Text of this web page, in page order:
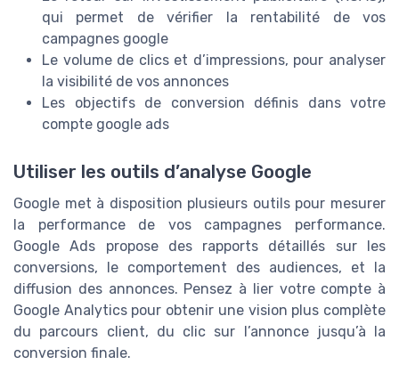
qui permet de vérifier la rentabilité de vos
campagnes google
Le volume de clics et d’impressions, pour analyser
la visibilité de vos annonces
Les objectifs de conversion définis dans votre
compte google ads
Utiliser les outils d’analyse Google
Google met à disposition plusieurs outils pour mesurer
la performance de vos campagnes performance.
Google Ads propose des rapports détaillés sur les
conversions, le comportement des audiences, et la
diffusion des annonces. Pensez à lier votre compte à
Google Analytics pour obtenir une vision plus complète
du parcours client, du clic sur l’annonce jusqu’à la
conversion finale.